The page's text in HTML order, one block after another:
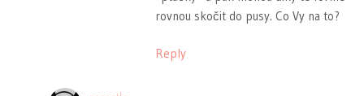
rovnou skočit do pusy. Co Vy na to?
Reply